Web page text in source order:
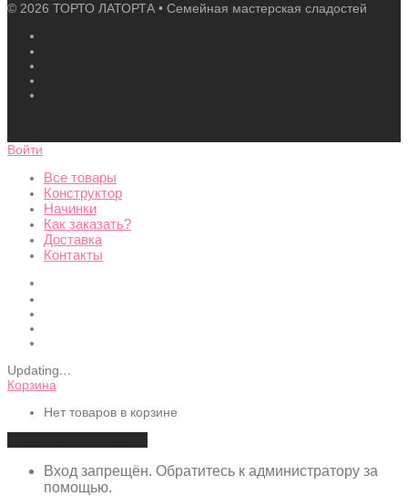
© 2026 ТОРТО ЛАТОРТА • Семейная мастерская сладостей
Войти
Все товары
Конструктор
Начинки
Как заказать?
Доставка
Контакты
Updating…
Корзина
Нет товаров в корзине
Вход запрещён. Обратитесь к администратору за
помощью.